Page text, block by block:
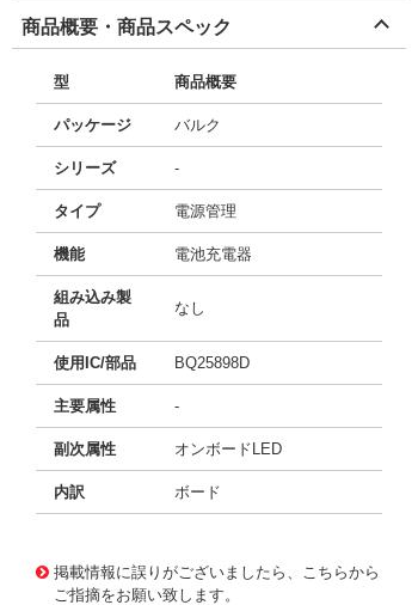
商品概要・商品スペック
型 商品概要
パッケージ バルク
シリーズ -
タイプ 電源管理
機能 電池充電器
組み込み製
品
なし
使用IC/部品 BQ25898D
主要属性 -
副次属性 オンボードLED
内訳 ボード
掲載情報に誤りがございましたら、こちらから
ご指摘をお願い致します。